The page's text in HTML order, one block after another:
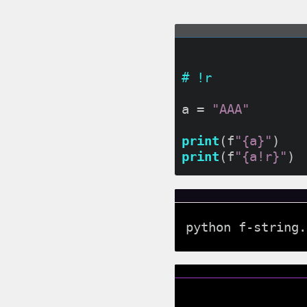
# !r
a =
"AAA"
print (f"{a}"
print (f"{a!r}"
python f-